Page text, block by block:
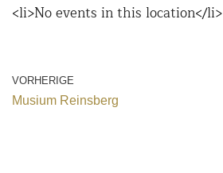
<li>No events in this location</li>
VORHERIGE
Musium Reinsberg